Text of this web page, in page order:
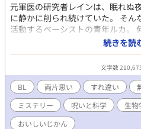
元軍医の研究者レインは、眠れぬ
に静かに削られ続けていた。 そ
活動するベーシストの青年ルカ。
をわずかに溶かしていく。 やがて
その異変に、真っ先に触れたの
救いではない。 音で世界を捉え
ものを、静かに揺るがしていく。
かう青年。 二人の軌道が交わった
るのか。 まだ、誰にもわからない
続きを読
文字数
BL 両片思い すれ違い
ミステリー
呪いと科学 生物
おいしいじかん